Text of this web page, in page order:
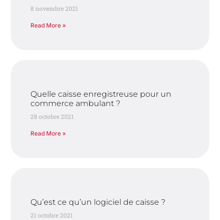
8 novembre 2021
Read More »
Quelle caisse enregistreuse pour un
commerce ambulant ?
28 octobre 2021
Read More »
Qu’est ce qu’un logiciel de caisse ?
21 octobre 2021